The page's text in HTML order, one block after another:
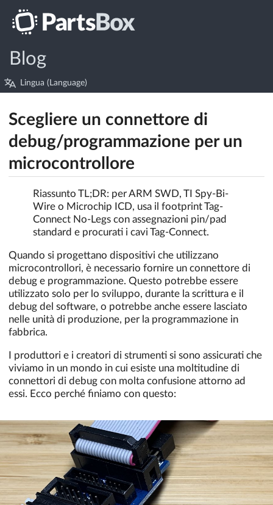
Blog
Lingua (Language)
Scegliere un connettore di
debug/programmazione per un
microcontrollore
Riassunto TL;DR: per ARM SWD, TI Spy-Bi-
Wire o Microchip ICD, usa il footprint Tag-
Connect No-Legs con assegnazioni pin/pad
standard e procurati i cavi Tag-Connect.
Quando si progettano dispositivi che utilizzano
microcontrollori, è necessario fornire un connettore di
debug e programmazione. Questo potrebbe essere
utilizzato solo per lo sviluppo, durante la scrittura e il
debug del software, o potrebbe anche essere lasciato
nelle unità di produzione, per la programmazione in
fabbrica.
I produttori e i creatori di strumenti si sono assicurati che
viviamo in un mondo in cui esiste una moltitudine di
connettori di debug con molta confusione attorno ad
essi. Ecco perché finiamo con questo: